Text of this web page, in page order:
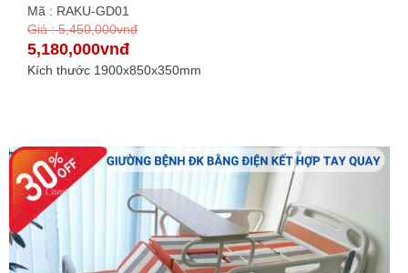
Mã : RAKU-GD01
Giá : 5,450,000vnđ
5,180,000vnđ
Kích thước 1900x850x350mm